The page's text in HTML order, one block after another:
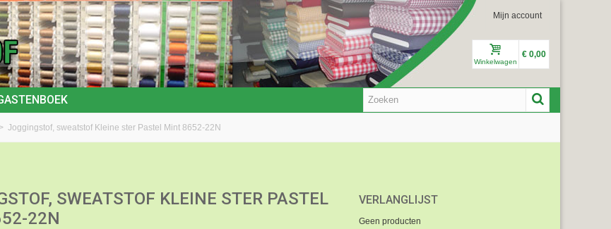
Mijn account
Winkelwagen
€ 0,00
> Joggingstof, sweatstof Kleine ster Pastel Mint 8652-22N
SWEATSTOF KLEINE STER PASTEL
22N
VERLANGLIJST
Geen producten